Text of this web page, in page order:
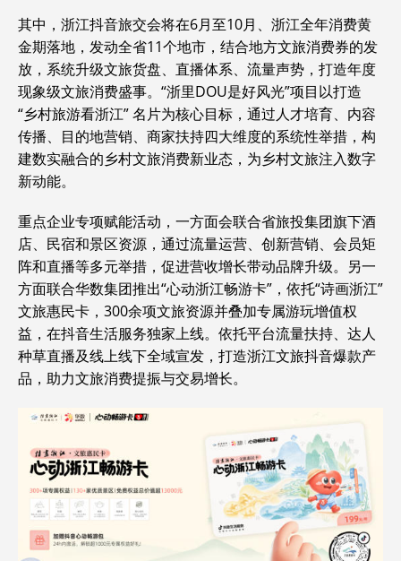
其中，浙江抖音旅交会将在6月至10月、浙江全年消费黄
金期落地，发动全省11个地市，结合地方文旅消费券的发
放，系统升级文旅货盘、直播体系、流量声势，打造年度
现象级文旅消费盛事。“浙里DOU是好风光”项目以打造
“乡村旅游看浙江” 名片为核心目标，通过人才培育、内容
传播、目的地营销、商家扶持四大维度的系统性举措，构
建数实融合的乡村文旅消费新业态，为乡村文旅注入数字
新动能。
重点企业专项赋能活动，一方面会联合省旅投集团旗下酒
店、民宿和景区资源，通过流量运营、创新营销、会员矩
阵和直播等多元举措，促进营收增长带动品牌升级。另一
方面联合华数集团推出“心动浙江畅游卡”，依托“诗画浙江”
文旅惠民卡，300余项文旅资源并叠加专属游玩增值权
益，在抖音生活服务独家上线。依托平台流量扶持、达人
种草直播及线上线下全域宣发，打造浙江文旅抖音爆款产
品，助力文旅消费提振与交易增长。